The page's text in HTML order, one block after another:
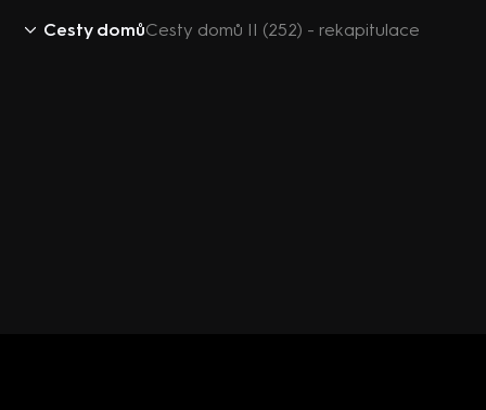
Cesty domůCesty domů II (252) - rekapitulace